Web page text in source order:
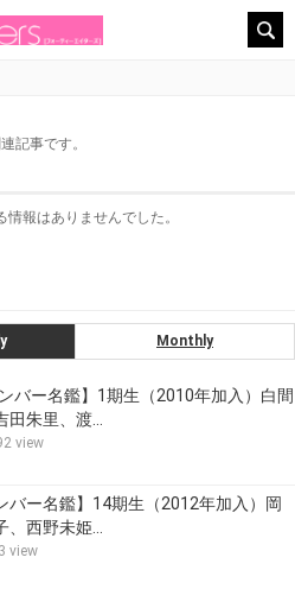
記事です。
情報はありませんでした。
Monthly
バー名鑑】1期生（2010年加入）白間
田朱里、渡…
view
バー名鑑】14期生（2012年加入）岡
、西野未姫…
view